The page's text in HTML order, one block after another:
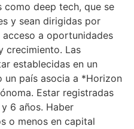
deep tech, que se
y sean dirigidas por
a oportunidades
crecimiento. Las
establecidas en un
un país asocia a *Horizon
Estar registradas
6 años. Haber
o menos en capital